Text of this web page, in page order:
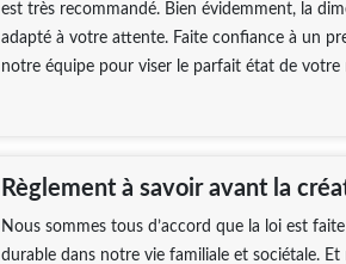
est très recommandé. Bien évidemment, la
adapté à votre attente. Faite confiance à un
notre équipe pour viser le parfait état de
Règlement à savoir avant la
Nous sommes tous d’accord que la loi est
durable dans notre vie familiale et sociétale.